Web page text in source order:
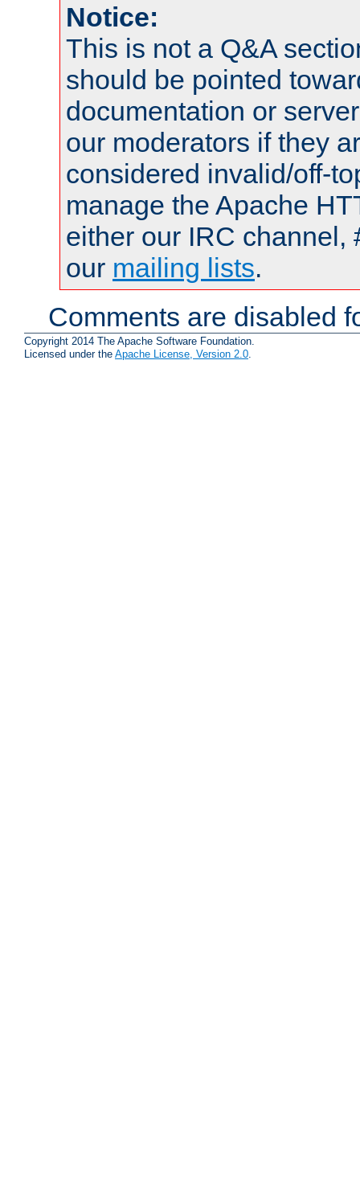
Notice:
This is not a Q&A
should be pointed
documentation or
our moderators if they
considered invalid/off-
manage the Apache
either our IRC channel,
our mailing lists.
Comments are disabled
Copyright 2014 The Apache Software Foundation.
Licensed under the Apache License, Version 2.0.